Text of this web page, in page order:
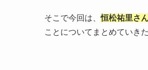
そこで今回は、恒松祐里さ
ことについてまとめていき